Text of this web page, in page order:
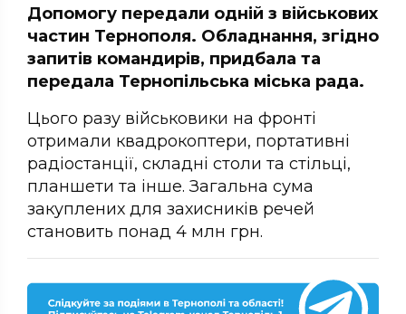
Допомогу передали одній з військових
частин Тернополя. Обладнання, згідно
запитів командирів, придбала та
передала Тернопільська міська рада.
Цього разу військовики на фронті
отримали квадрокоптери, портативні
радіостанції, складні столи та стільці,
планшети та інше. Загальна сума
закуплених для захисників речей
становить понад 4 млн грн.